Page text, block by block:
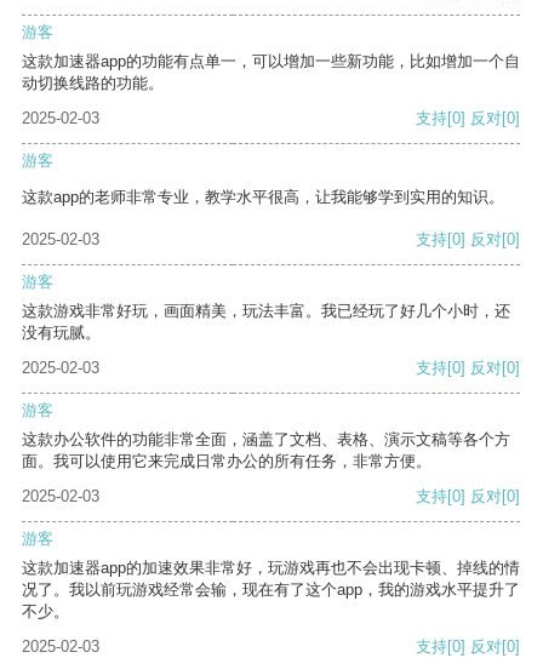
游客
这款加速器app的功能有点单一，可以增加一些新功能，比如增加一个自
动切换线路的功能。
2025-02-03
支持[0] 反对[0]
游客
这款app的老师非常专业，教学水平很高，让我能够学到实用的知识。
2025-02-03 支持[0] 反对[0]
游客
这款游戏非常好玩，画面精美，玩法丰富。我已经玩了好几个小时，还
没有玩腻。
2025-02-03
支持[0] 反对[0]
游客
这款办公软件的功能非常全面，涵盖了文档、表格、演示文稿等各个方
面。我可以使用它来完成日常办公的所有任务，非常方便。
2025-02-03
支持[0] 反对[0]
游客
这款加速器app的加速效果非常好，玩游戏再也不会出现卡顿、掉线的情
况了。我以前玩游戏经常会输，现在有了这个app，我的游戏水平提升了
不少。
2025-02-03
支持[0] 反对[0]